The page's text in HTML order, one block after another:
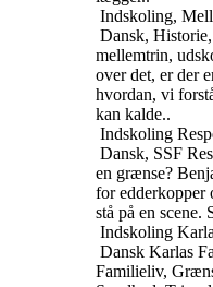
Indskoling,
Dansk,
mellemtrin,
over det, er der
hvordan, vi
kan kalde..
Indskoling
Dansk, SSF
en grænse?
for edderkopper
stå på en scene.
Indskoling
Dansk Karlas
Familieliv,